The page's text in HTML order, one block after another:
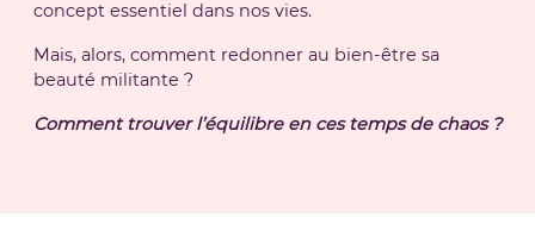
concept essentiel dans nos vies.
Mais, alors, comment redonner au bien-être sa
beauté militante ?
Comment trouver l’équilibre en ces temps de chaos ?